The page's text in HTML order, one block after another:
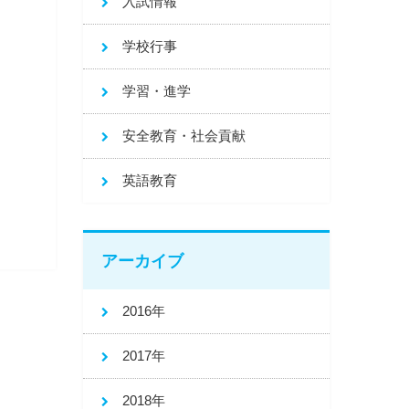
学校行事
学習・進学
安全教育・社会貢献
英語教育
アーカイブ
2016年
2017年
2018年